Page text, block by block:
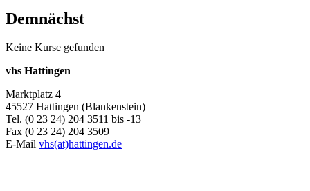
Demnächst
Keine Kurse gefunden
vhs Hattingen
Marktplatz 4
45527 Hattingen (Blankenstein)
Tel. (0 23 24) 204 3511 bis -13
Fax (0 23 24) 204 3509
E-Mail vhs(at)hattingen.de